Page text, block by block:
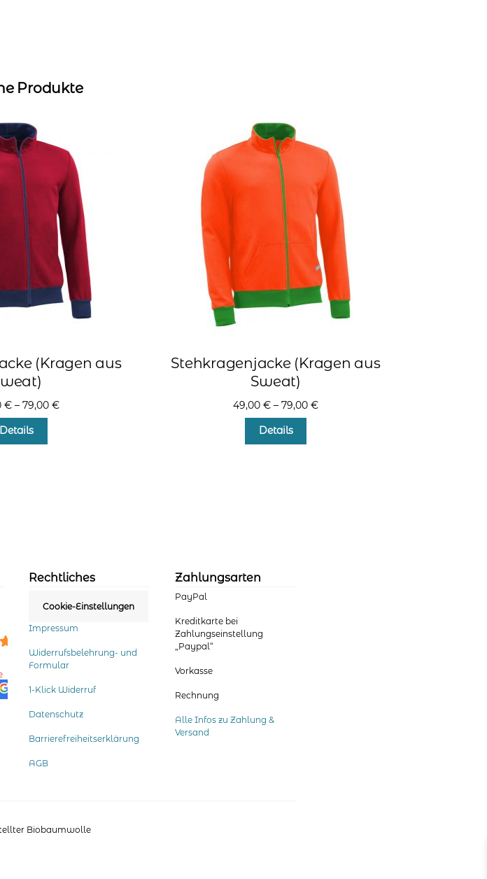
Produkte
(Kragen aus
€– 79,00 €
Details
der
Produktseite
gewählt
Stehkragenjacke (Kragen aus
Sweat)
49,00€ –79,00€
Details
Rechtliches
Cookie-Einstellungen
Impressum
Widerrufsbelehrung- und
Formular
1-Klick Widerruf
Datenschutz
Barrierefreiheitserklärung
AGB
Zahlungsarten
PayPal
Kreditkarte bei
Zahlungseinstellung
„Paypal“
Vorkasse
Rechnung
Alle Infos zu Zahlung &
Versand
Biobaumwolle